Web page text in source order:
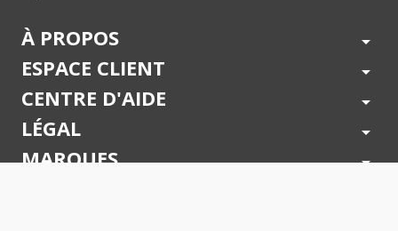
À PROPOS arrow_drop_down
ESPACE CLIENT arrow_drop_down
CENTRE D'AIDE arrow_drop_down
LÉGAL arrow_drop_down
MARQUES arrow_drop_down